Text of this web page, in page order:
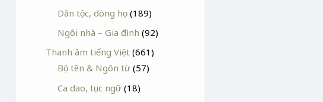
Dân tộc, dòng họ (189)
Ngôi nhà – Gia đình (92)
Thanh âm tiếng Việt (661)
Bộ tên & Ngôn từ (57)
Ca dao, tục ngữ (18)